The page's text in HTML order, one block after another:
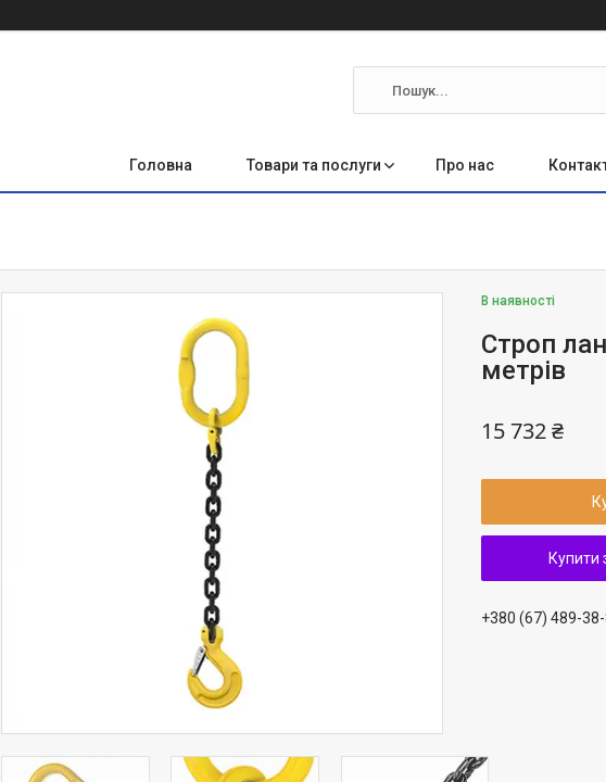
Головна Товари та послуги Про нас
В наявності
Строп
метрів
15 732 ₴
Купити
+380 (67) 489-